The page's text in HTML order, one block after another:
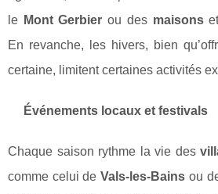
le Mont Gerbier ou des maisons
En revanche, les hivers, bien
certaine, limitent certaines activités
Événements locaux et festivals
Chaque saison rythme la vie des
comme celui deVals-les-Bains ou